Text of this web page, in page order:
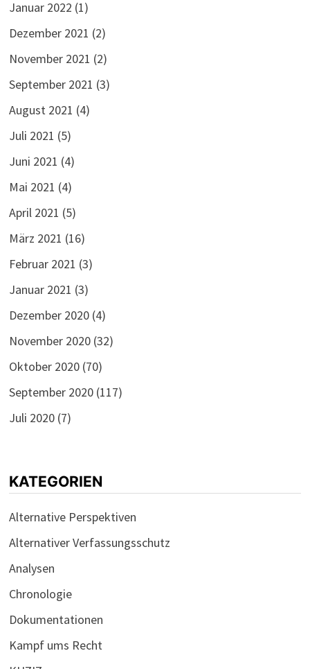
Januar 2022 (1)
Dezember 2021 (2)
November 2021 (2)
September 2021 (3)
August 2021 (4)
Juli 2021 (5)
Juni 2021 (4)
Mai 2021 (4)
April 2021 (5)
März 2021 (16)
Februar 2021 (3)
Januar 2021 (3)
Dezember 2020(4)
November 2020(32)
Oktober 2020(70)
September 2020(117)
Juli 2020(7)
KATEGORIEN
Alternative Perspektiven
Alternativer Verfassungsschutz
Analysen
Chronologie
Dokumentationen
Kampf ums Recht